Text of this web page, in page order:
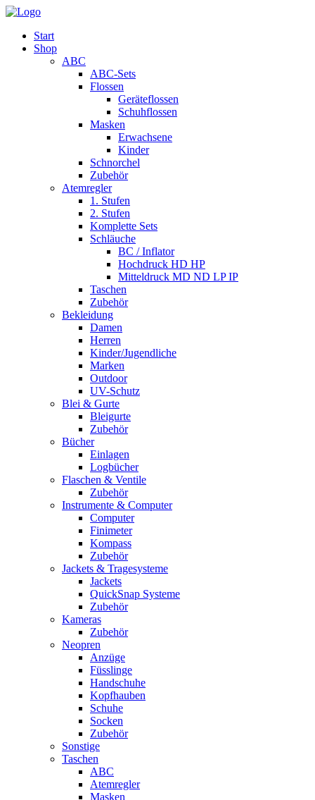
Start
Shop
ABC
ABC-Sets
Flossen
Geräteflossen
Schuhflossen
Masken
Erwachsene
Kinder
Schnorchel
Zubehör
Atemregler
1. Stufen
2. Stufen
Komplette Sets
Schläuche
BC / Inflator
Hochdruck HD HP
Mitteldruck MD ND LP IP
Taschen
Zubehör
Bekleidung
Damen
Herren
Kinder/Jugendliche
Marken
Outdoor
UV-Schutz
Blei & Gurte
Bleigurte
Zubehör
Bücher
Einlagen
Logbücher
Flaschen & Ventile
Zubehör
Instrumente & Computer
Computer
Finimeter
Kompass
Zubehör
Jackets & Tragesysteme
Jackets
QuickSnap Systeme
Zubehör
Kameras
Zubehör
Neopren
Anzüge
Füsslinge
Handschuhe
Kopfhauben
Schuhe
Socken
Zubehör
Sonstige
Taschen
ABC
Atemregler
Masken